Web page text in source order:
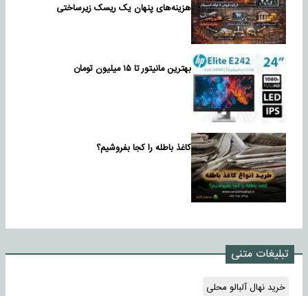
هزینه‌های پنهان یک ریسک زیرساختی
بهترین مانیتور تا ۱۵ میلیون تومان
کاغذ باطله را کجا بفروشیم؟
تبلیغات متنی
خرید نهال آلبالو محلی